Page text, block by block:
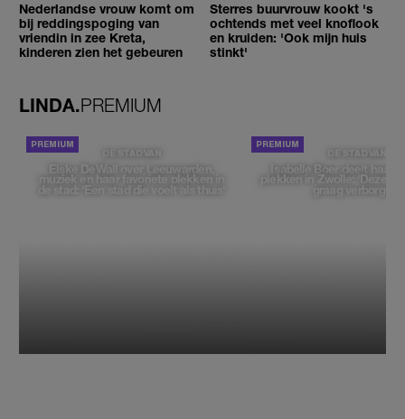
Nederlandse vrouw komt om
bij reddingspoging van
vriendin in zee Kreta,
kinderen zien het gebeuren
Sterres buurvrouw kookt 's
ochtends met veel knoflook
en kruiden: 'Ook mijn huis
stinkt'
LINDA.PREMIUM
DE STAD VAN
Elske DeWall over Leeuwarden,
muziek en haar favoriete plekken in
de stad: 'Een stad die voelt als thuis'
DE STAD VAN
Isabelle Boer deelt haar
plekken in Zwolle: 'Deze
graag verborgen'